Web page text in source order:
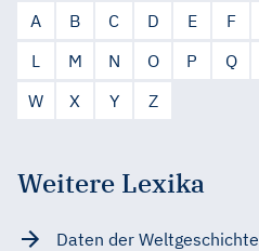
A B C D E F
L
M N O P Q
W
X Y Z
Weitere Lexika
Daten der Weltgeschichte